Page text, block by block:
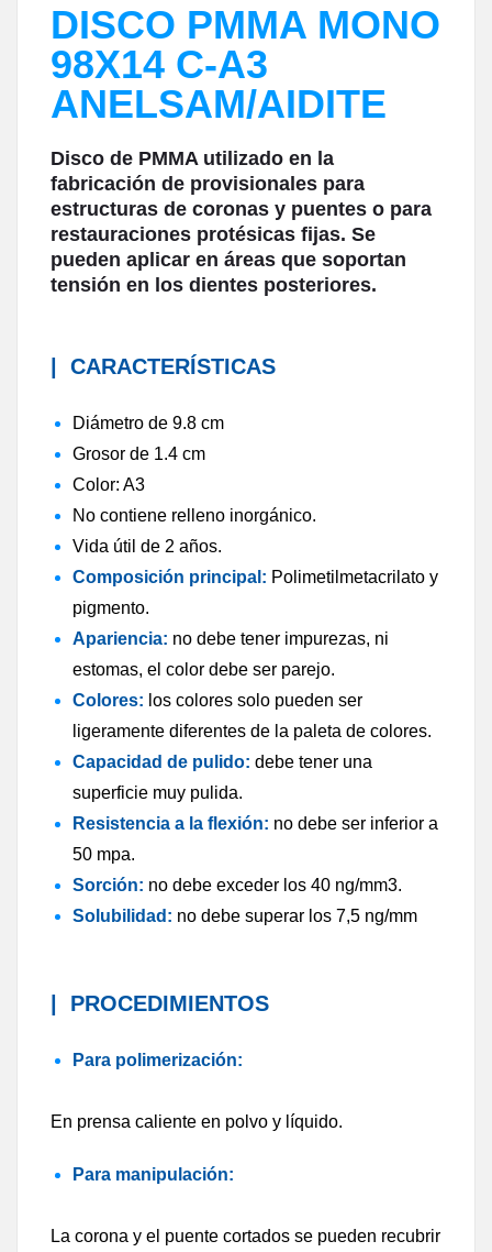
DISCO PMMA MONO
98X14 C-A3
ANELSAM/AIDITE
Disco de PMMA utilizado en la
fabricación de provisionales para
estructuras de coronas y puentes o para
restauraciones protésicas fijas. Se
pueden aplicar en áreas que soportan
tensión en los dientes posteriores.
| CARACTERÍSTICAS
Diámetro de 9.8 cm
Grosor de 1.4 cm
Color: A3
No contiene relleno inorgánico.
Vida útil de 2 años.
Composición principal: Polimetilmetacrilato y
pigmento.
Apariencia: no debe tener impurezas, ni
estomas, el color debe ser parejo.
Colores: los colores solo pueden ser
ligeramente diferentes de la paleta de colores.
Capacidad de pulido: debe tener una
superficie muy pulida.
Resistencia a la flexión: no debe ser inferior a
50 mpa.
Sorción: no debe exceder los 40 ng/mm3.
Solubilidad: no debe superar los 7,5 ng/mm
| PROCEDIMIENTOS
Para polimerización:
En prensa caliente en polvo y líquido.
Para manipulación:
La corona y el puente cortados se pueden recubrir